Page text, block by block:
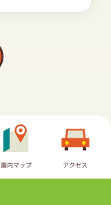
園内マップ アクセス